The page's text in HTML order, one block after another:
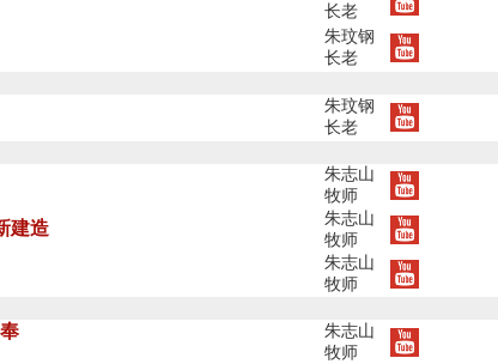
长老
朱玟钢
长老
朱玟钢
长老
朱志山
牧师
建造
朱志山
牧师
朱志山
牧师
朱志山
牧师